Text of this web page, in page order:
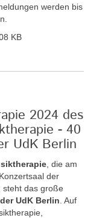
werden bis
KB
2024 des
- 40
UdK Berlin
, die am
der
steht das große
UdK Berlin . Auf